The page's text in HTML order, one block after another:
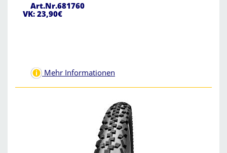
Art.Nr.681760
VK: 23,90€
Mehr Informationen